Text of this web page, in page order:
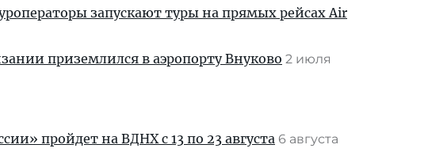
запускают туры на прямых рейсах Air
приземлился в аэропорту Внуково 2 июля
пройдет на ВДНХ с 13 по 23 августа 6 августа